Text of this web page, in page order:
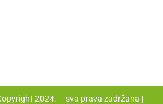
2024. – sva prava zadržana |